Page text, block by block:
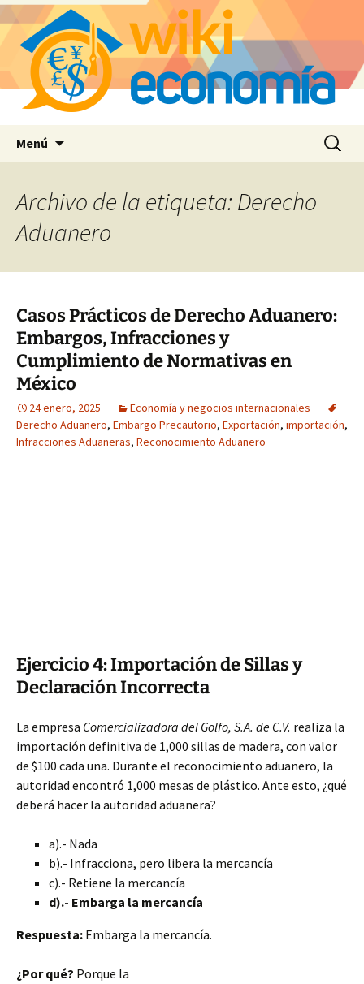
Menú Buscar:
Archivo de la etiqueta: Derecho
Aduanero
Casos Prácticos de Derecho Aduanero:
Embargos, Infracciones y
Cumplimiento de Normativas en
México
24 enero, 2025
Economía y negocios internacionales
Derecho Aduanero, Embargo Precautorio, Exportación, importación,
Infracciones Aduaneras, Reconocimiento Aduanero
Ejercicio 4: Importación de Sillas y
Declaración Incorrecta
La empresa Comercializadora del Golfo, S.A. de C.V. realiza la
importación definitiva de 1,000 sillas de madera, con valor
de $100 cada una. Durante el reconocimiento aduanero, la
autoridad encontró 1,000 mesas de plástico. Ante esto, ¿qué
deberá hacer la autoridad aduanera?
a).- Nada
b).- Infracciona, pero libera la mercancía
c).- Retiene la mercancía
d).- Embarga la mercancía
Respuesta: Embarga la mercancía.
¿Por qué? Porque la